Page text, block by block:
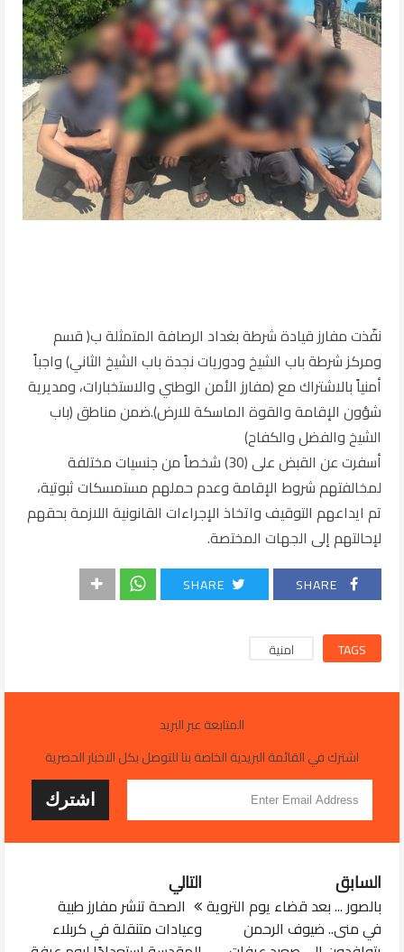
نفّذت مفارز قيادة شرطة بغداد الرصافة المتمثلة ب( قسم
ومركز شرطة باب الشيخ ودوريات نجدة باب الشيخ الثاني) واجباً
أمنياً بالاشتراك مع (مفارز الأمن الوطني والاستخبارات، ومديرية
شؤون الإقامة والقوة الماسكة للارض).ضمن مناطق (باب
الشيخ والفضل والكفاح)
أسفرت عن القبض على (30) شخصاً من جنسيات مختلفة
لمخالفتهم شروط الإقامة وعدم حملهم مستمسكات ثبوتية،
تم ايداعهم التوقيف واتخاذ الإجراءات القانونية اللازمة بحقهم
لإحالتهم إلى الجهات المختصة.
SHARE
SHARE
TAGS امنية
المتابعة عبر البريد
اشترك في القائمة البريدية الخاصة بنا للتوصل بكل الاخبار الحصرية
التالي
الصحة تنشر مفارز طبية
وعيادات متنقلة في كربلاء
السابق
بالصور ... بعد قضاء يوم التروية
في منى.. ضيوف الرحمن